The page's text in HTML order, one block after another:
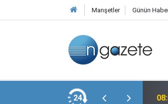
Manşetler Günün
24
Ancak Askeri Saldırı Hala Bir Seçenek